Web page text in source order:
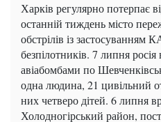
Харків регулярно потерпає
останній тиждень місто
обстрілів із застосуванням
безпілотників. 7 липня
авіабомбами по
одна людина, 21 цивільний
них четверо дітей. 6 липня
Холодногірський район,